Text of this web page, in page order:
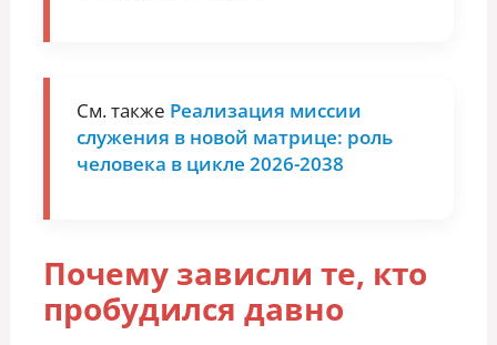
См. также Реализация миссии
служения в новой матрице: роль
человека в цикле 2026-2038
Почему зависли те, кто
пробудился давно